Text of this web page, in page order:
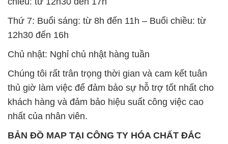
Thứ 7: Buổi sáng: từ 8h đến 11h – Buổi chiều: từ
12h30 đến 16h
Chủ nhật: Nghỉ chủ nhật hàng tuần
Chúng tôi rất trân trọng thời gian và cam kết tuân
thủ giờ làm việc để đảm bảo sự hỗ trợ tốt nhất cho
khách hàng và đảm bảo hiệu suất công việc cao
nhất của nhân viên.
BẢN ĐỒ MAP TẠI CÔNG TY HÓA CHẤT ĐẮC